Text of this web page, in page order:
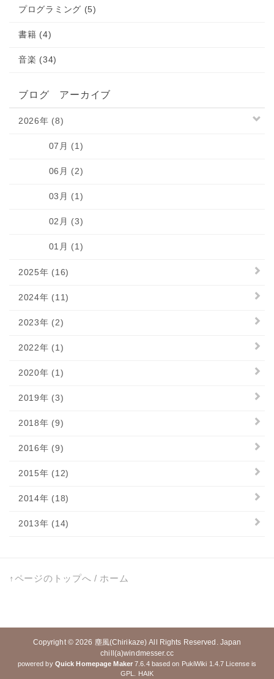
プログラミング (5)
書籍 (4)
音楽 (34)
ブログ アーカイブ
2026年 (8)
07月 (1)
06月 (2)
03月 (1)
02月 (3)
01月 (1)
2025年 (16)
2024年 (11)
2023年 (2)
2022年 (1)
2020年 (1)
2019年 (3)
2018年 (9)
2016年 (9)
2015年 (12)
2014年 (18)
2013年 (14)
↑ページのトップへ / ホーム
Copyright © 2026 塵風(Chirikaze) All Rights Reserved. Japan
chill(a)windmesser.cc
powered by Quick Homepage Maker7.6.4 based on PukiWiki 1.4.7 License is
GPL.
HAIK